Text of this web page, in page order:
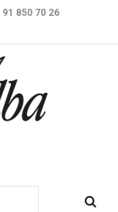
91 850 70 26